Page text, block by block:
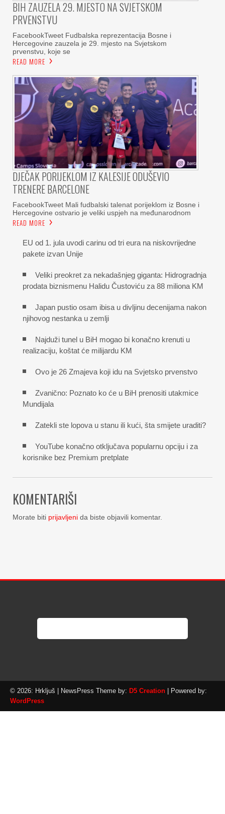
BIH ZAUZELA 29. MJESTO NA SVJETSKOM
PRVENSTVU
FacebookTweet Fudbalska reprezentacija Bosne i
Hercegovine zauzela je 29. mjesto na Svjetskom
prvenstvu, koje se
READ MORE
DJEČAK PORIJEKLOM IZ KALESIJE ODUŠEVIO
TRENERE BARCELONE
FacebookTweet Mali fudbalski talenat porijeklom iz Bosne i
Hercegovine ostvario je veliki uspjeh na međunarodnom
READ MORE
EU od 1. jula uvodi carinu od tri eura na niskovrijedne
pakete izvan Unije
Veliki preokret za nekadašnjeg giganta: Hidrogradnja
prodata biznismenu Halidu Čustoviću za 88 miliona KM
Japan pustio osam ibisa u divljinu decenijama nakon
njihovog nestanka u zemlji
Najduži tunel u BiH mogao bi konačno krenuti u
realizaciju, koštat će milijardu KM
Ovo je 26 Zmajeva koji idu na Svjetsko prvenstvo
Zvanično: Poznato ko će u BiH prenositi utakmice
Mundijala
Zatekli ste lopova u stanu ili kući, šta smijete uraditi?
YouTube konačno otključava popularnu opciju i za
korisnike bez Premium pretplate
KOMENTARIŠI
Morate biti prijavljeni da biste objavili komentar.
© 2026: Hrkljuš | NewsPress Theme by: D5 Creation | Powered by:
WordPress